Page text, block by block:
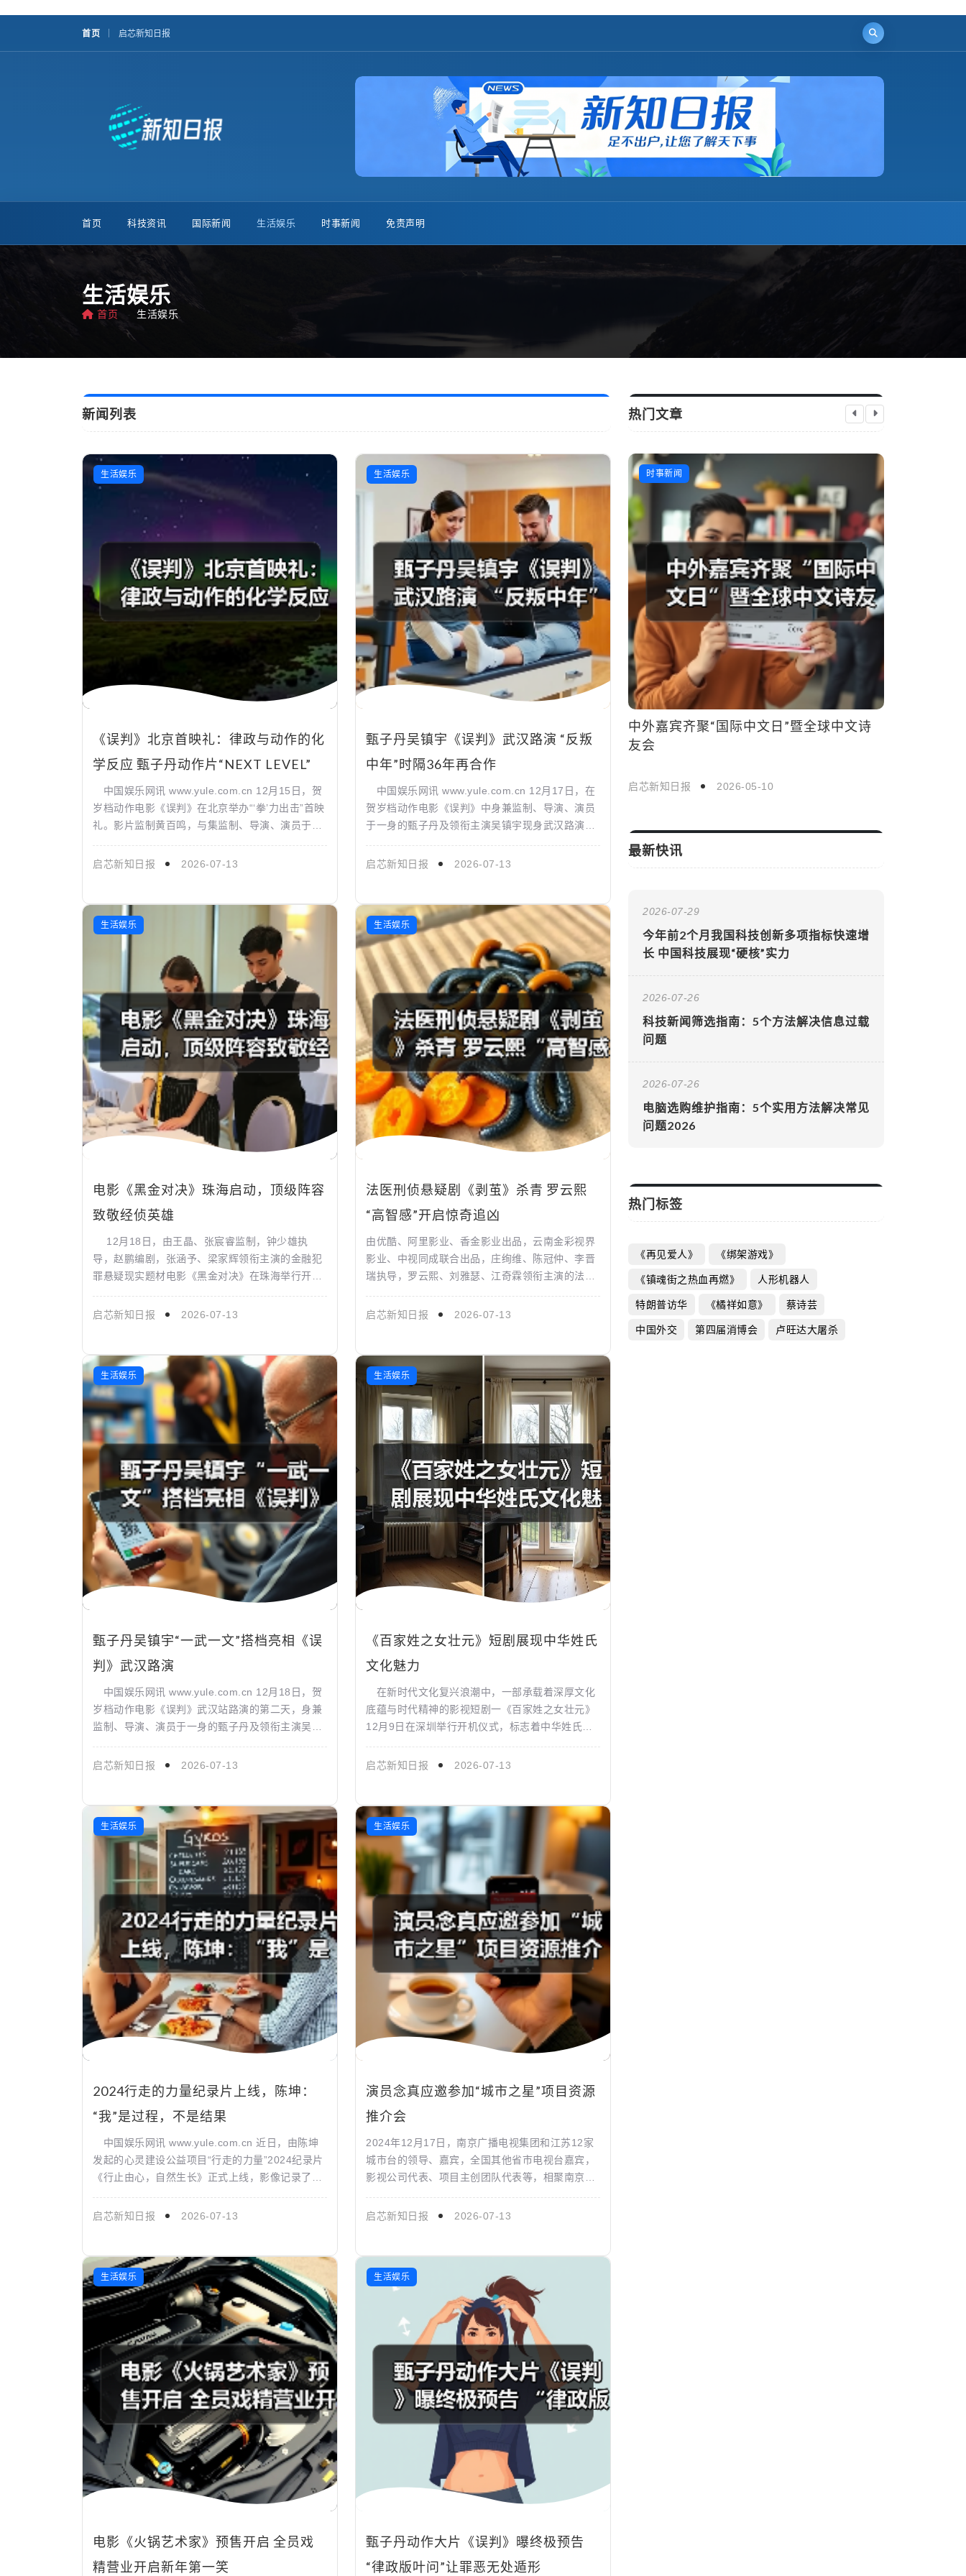
首页 启芯新知日报
首页 科技资讯 国际新闻 生活娱乐 时事新闻 免责声明
生活娱乐
首页 生活娱乐
新闻列表
生活娱乐
《误判》北京首映礼：律政与动作的化
学反应 甄子丹动作片“NEXT LEVEL”
中国娱乐网讯 www.yule.com.cn 12月15日，贺
岁档动作电影《误判》在北京举办“‘拳’力出击”首映
礼。影片监制黄百鸣，与集监制、导演、演员于一
启芯新知日报
2026-07-13
生活娱乐
甄子丹吴镇宇《误判》武汉路演 “反叛
中年”时隔36年再合作
中国娱乐网讯 www.yule.com.cn 12月17日，在
贺岁档动作电影《误判》中身兼监制、导演、演员
于一身的甄子丹及领衔主演吴镇宇现身武汉路演，
《误...
启芯新知日报 2026-07-13
生活娱乐
电影《黑金对决》珠海启动，顶级阵容
致敬经侦英雄
12月18日，由王晶、张宸睿监制，钟少雄执
导，赵鹏编剧，张涵予、梁家辉领衔主演的金融犯
罪悬疑现实题材电影《黑金对决》在珠海举行开机
检察出版社音像中心...
启芯新知日报 2026-07-13
生活娱乐
法医刑侦悬疑剧《剥茧》杀青 罗云熙
“高智感”开启惊奇追凶
由优酷、阿里影业、香金影业出品，云南金彩视界
影业、中视同成联合出品，庄绚维、陈冠仲、李晋
瑞执导，罗云熙、刘雅瑟、江奇霖领衔主演的法医
讲述了法医齐思哲（罗...
启芯新知日报 2026-07-13
生活娱乐
甄子丹吴镇宇“一武一文”搭档亮相《误
判》武汉路演
中国娱乐网讯 www.yule.com.cn 12月18日，贺
岁档动作电影《误判》武汉站路演的第二天，身兼
监制、导演、演员于一身的甄子丹及领衔主演吴镇
给...
启芯新知日报 2026-07-13
生活娱乐
《百家姓之女壮元》短剧展现中华姓氏
文化魅力
在新时代文化复兴浪潮中，一部承载着深厚文化
底蕴与时代精神的影视短剧一《百家姓之女壮元》
12月9日在深圳举行开机仪式，标志着中华姓氏文
导演左皓然执导，...
启芯新知日报 2026-07-13
生活娱乐
2024行走的力量纪录片上线，陈坤：
“我”是过程，不是结果
中国娱乐网讯 www.yule.com.cn 近日，由陈坤
发起的心灵建设公益项目“行走的力量”2024纪录片
《行止由心，自然生长》正式上线，影像记录了通
启芯新知日报
2026-07-13
生活娱乐
演员念真应邀参加“城市之星”项目资源
推介会
2024年12月17日，南京广播电视集团和江苏12家
城市台的领导、嘉宾，全国其他省市电视台嘉宾，
影视公司代表、项目主创团队代表等，相聚南京国
星”项目资源...
启芯新知日报 2026-07-13
生活娱乐
电影《火锅艺术家》预售开启 全员戏
精营业开启新年第一笑
生活娱乐
甄子丹动作大片《误判》曝终极预告
“律政版叶问”让罪恶无处遁形
热门文章
时事新闻
人民之心｜“把人民放在心中最高位置”
2026-04-28
时事新闻
友会
启芯新知日报 2026-05-10
时事新闻
在“实”字上下功夫 一体推进学查改（树立
和践行正确政绩观）
启芯新知日报 2026-04-27
最新快讯
2026-07-29
今年前2个月我国科技创新多项指标快速增
长 中国科技展现“硬核”实力
2026-07-26
科技新闻筛选指南：5个方法解决信息过载
问题
2026-07-26
电脑选购维护指南：5个实用方法解决常见
问题2026
热门标签
《再见爱人》 《绑架游戏》
《镇魂街之热血再燃》 人形机器人
特朗普访华 《橘祥如意》 蔡诗芸
中国外交 第四届消博会 卢旺达大屠杀